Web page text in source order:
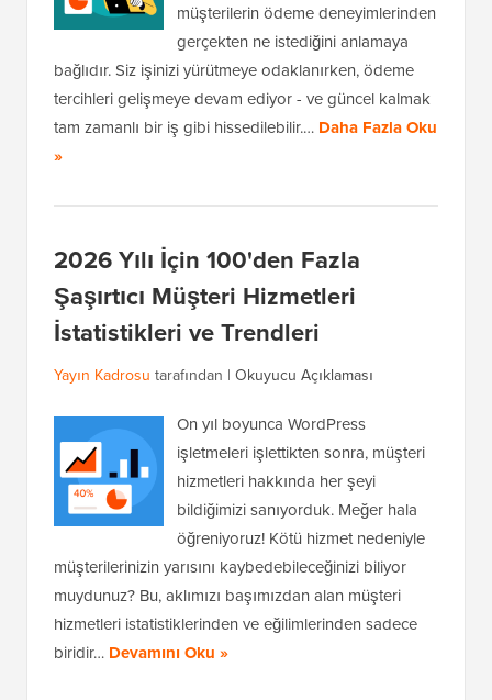
müşterilerin ödeme deneyimlerinden
gerçekten ne istediğini anlamaya
bağlıdır. Siz işinizi yürütmeye odaklanırken, ödeme
tercihleri gelişmeye devam ediyor - ve güncel kalmak
tam zamanlı bir iş gibi hissedilebilir.… Daha Fazla Oku
»
2026 Yılı İçin 100'den Fazla
Şaşırtıcı Müşteri Hizmetleri
İstatistikleri ve Trendleri
Yayın Kadrosu tarafından | Okuyucu Açıklaması
On yıl boyunca WordPress
işletmeleri işlettikten sonra, müşteri
hizmetleri hakkında her şeyi
bildiğimizi sanıyorduk. Meğer hala
öğreniyoruz! Kötü hizmet nedeniyle
müşterilerinizin yarısını kaybedebileceğinizi biliyor
muydunuz? Bu, aklımızı başımızdan alan müşteri
hizmetleri istatistiklerinden ve eğilimlerinden sadece
biridir… Devamını Oku »